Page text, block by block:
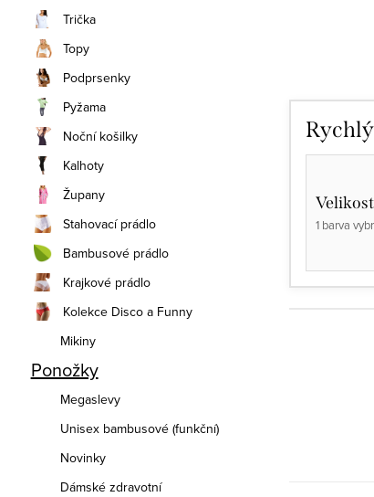
Trička
Topy
Podprsenky
Pyžama
Noční košilky
Kalhoty
Župany
Stahovací prádlo
Bambusové prádlo
Krajkové prádlo
Kolekce Disco a Funny
Mikiny
Ponožky
Megaslevy
Unisex bambusové (funkční)
Novinky
Dámské zdravotní
1 barva